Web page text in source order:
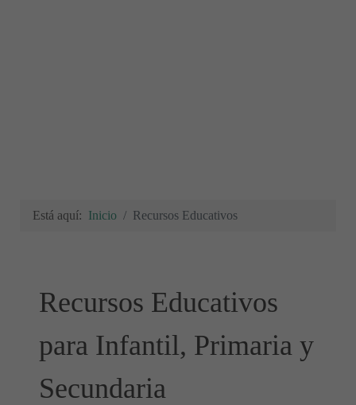
Está aquí: Inicio Recursos Educativos
Recursos Educativos
para Infantil, Primaria y
Secundaria